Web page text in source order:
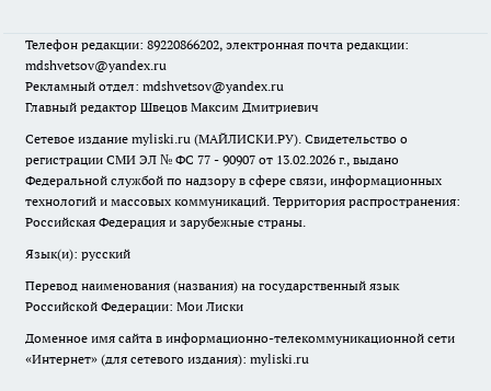
Телефон редакции: 89220866202, электронная почта редакции:
mdshvetsov@yandex.ru
Рекламный отдел: mdshvetsov@yandex.ru
Главный редактор Швецов Максим Дмитриевич
Сетевое издание myliski.ru (МАЙЛИСКИ.РУ). Свидетельство о
регистрации СМИ ЭЛ № ФС 77 - 90907 от 13.02.2026 г., выдано
Федеральной службой по надзору в сфере связи, информационных
технологий и массовых коммуникаций. Территория распространения:
Российская Федерация и зарубежные страны.
Язык(и): русский
Перевод наименования (названия) на государственный язык
Российской Федерации: Мои Лиски
Доменное имя сайта в информационно-телекоммуникационной сети
«Интернет» (для сетевого издания): myliski.ru